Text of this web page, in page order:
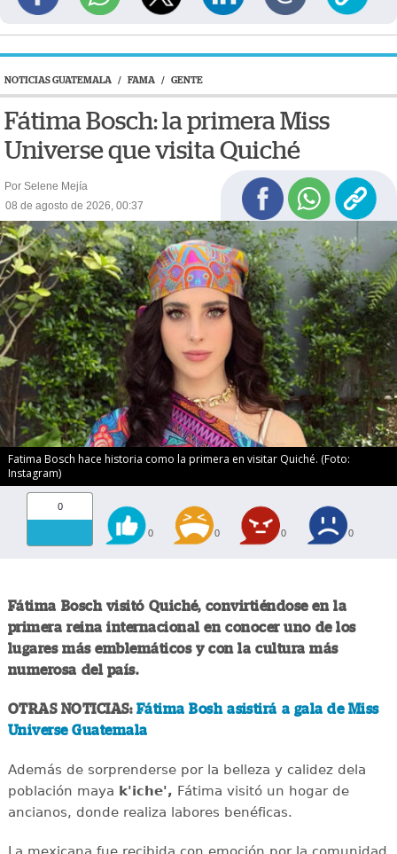
NOTICIAS GUATEMALA / FAMA / GENTE
Fátima Bosch: la primera Miss
Universe que visita Quiché
Por Selene Mejía
08 de agosto de 2026, 00:37
Fatima Bosch hace historia como la primera en visitar Quiché. (Foto:
Instagram)
0
0 0 0 0
Fátima Bosch visitó Quiché, convirtiéndose en la
primera reina internacional en conocer uno de los
lugares más emblemáticos y con la cultura más
numerosa del país.
OTRAS NOTICIAS: Fátima Bosh asistirá a gala de Miss
Universe Guatemala
Además de sorprenderse por la belleza y calidez dela
población maya k'iche', Fátima visitó un hogar de
ancianos, donde realiza labores benéficas.